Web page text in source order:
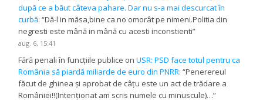
după ce a băut câteva pahare. Dar nu s-a mai descurcat în
curbă: “Dă-l in măsa,bine ca no omorât pe nimeni.Politia din
negresti este mână in mână cu acesti inconstienti”
aug. 6, 15:41
Fără penali în funcțiile publice onUSR: PSD face totul pentru ca
România să piardă miliarde de euro din PNRR: “Penerereul
făcut de ghinea și aprobat de câțu este un act de trădare a
României!!(Intenționat am scris numele cu minuscule)…”